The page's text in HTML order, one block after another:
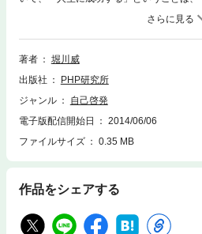
うことを示すようになった。巷にあふれ
りを説き、価値観をさらに一元化させ、
いる。本書では、それへのアンチテーゼ
ことは、より自由に生きているということ
っても、不自由な人生は幸福ではないだろ
生」の構築が一番大事であると説く。著者
持っている。常識に縛られず、発想を変え
られることを教える、異色の人生論。
著者
堀川威
出版社
PHP研究所
ジャンル
自己啓発
電子版配信開始日
2014/06/06
ファイルサイズ
0.35 MB
作品をシェアする